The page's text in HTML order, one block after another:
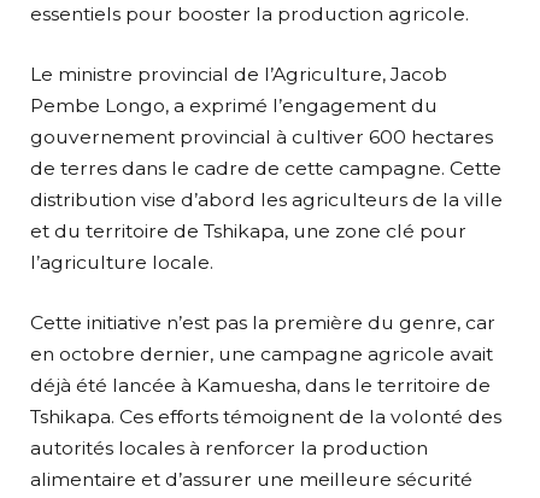
essentiels pour booster la production agricole.
Le ministre provincial de l’Agriculture, Jacob
Pembe Longo, a exprimé l’engagement du
gouvernement provincial à cultiver 600 hectares
de terres dans le cadre de cette campagne. Cette
distribution vise d’abord les agriculteurs de la ville
et du territoire de Tshikapa, une zone clé pour
l’agriculture locale.
Cette initiative n’est pas la première du genre, car
en octobre dernier, une campagne agricole avait
déjà été lancée à Kamuesha, dans le territoire de
Tshikapa. Ces efforts témoignent de la volonté des
autorités locales à renforcer la production
alimentaire et d’assurer une meilleure sécurité